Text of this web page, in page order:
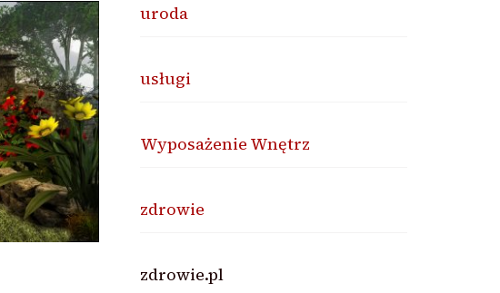
uroda
usługi
Wyposażenie Wnętrz
zdrowie
zdrowie.pl